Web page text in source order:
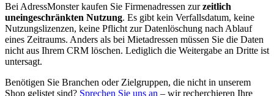
Bei AdressMonster kaufen Sie Firmenadressen zur zeitlich
uneingeschränkten Nutzung. Es gibt kein Verfallsdatum, keine
Nutzungslizenzen, keine Pflicht zur Datenlöschung nach Ablauf
eines Zeitraums. Anders als bei Mietadressen müssen Sie die Daten
nicht aus Ihrem CRM löschen. Lediglich die Weitergabe an Dritte ist
untersagt.
Benötigen Sie Branchen oder Zielgruppen, die nicht in unserem
Shop gelistet sind? Sprechen Sie uns an – wir recherchieren Ihre